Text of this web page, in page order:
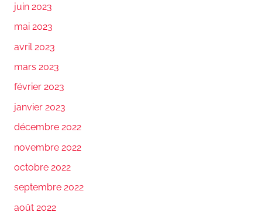
juin 2023
mai 2023
avril 2023
mars 2023
février 2023
janvier 2023
décembre 2022
novembre 2022
octobre 2022
septembre 2022
août 2022